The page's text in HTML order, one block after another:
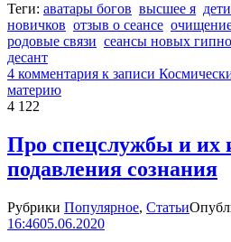
Теги: аватары богов высшее я
новичков отзыв о сеансе
родовые связи сеансы новых
десант
4 комментария к записи
материю
4 122
Про спецслужбы и их
подавления сознания
Рубрики Популярное, Статьи
16:4605.06.2020